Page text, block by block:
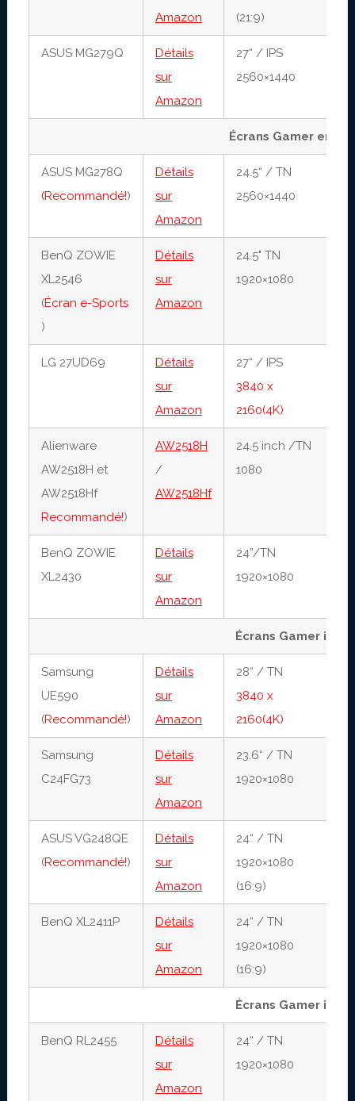
Amazon
(21:9)
ASUS MG279Q
Détails
sur
Amazon
27“ / IPS
2560×1440
Écrans Gamer
ASUS MG278Q
(Recommandé!)
Détails
sur
Amazon
24.5“ / TN
2560×1440
BenQ ZOWIE
XL2546
(Écran e-Sports
)
Détails
sur
Amazon
24.5" TN
1920×1080
LG 27UD69
Détails
sur
Amazon
27“ / IPS
3840 x
2160(4K)
Alienware
AW2518H et
AW2518Hf
Recommandé!)
AW2518H
/
AW2518Hf
24.5 inch /TN
1080
BenQ ZOWIE
XL2430
Détails
sur
Amazon
24”/TN
1920×1080
Écrans Gamer
Samsung
UE590
(Recommandé!)
Détails
sur
Amazon
28“ / TN
3840 x
2160(4K)
Samsung
C24FG73
Détails
sur
Amazon
23.6“ / TN
1920×1080
ASUS VG248QE
(Recommandé!)
Détails
sur
Amazon
24“ / TN
1920×1080
(16:9)
BenQ XL2411P
Détails
sur
Amazon
24“ / TN
1920×1080
(16:9)
Écrans Gamer
BenQ RL2455
Détails
sur
Amazon
24“ / TN
1920×1080